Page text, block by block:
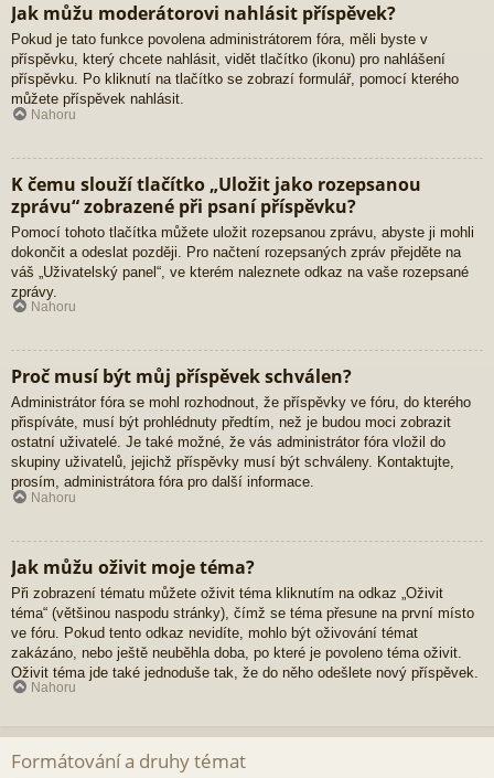
Jak můžu moderátorovi nahlásit příspěvek?
Pokud je tato funkce povolena administrátorem fóra, měli byste v
příspěvku, který chcete nahlásit, vidět tlačítko (ikonu) pro nahlášení
příspěvku. Po kliknutí na tlačítko se zobrazí formulář, pomocí kterého
můžete příspěvek nahlásit.
Nahoru
K čemu slouží tlačítko „Uložit jako rozepsanou
zprávu“ zobrazené při psaní příspěvku?
Pomocí tohoto tlačítka můžete uložit rozepsanou zprávu, abyste ji mohli
dokončit a odeslat později. Pro načtení rozepsaných zpráv přejděte na
váš „Uživatelský panel“, ve kterém naleznete odkaz na vaše rozepsané
zprávy.
Nahoru
Proč musí být můj příspěvek schválen?
Administrátor fóra se mohl rozhodnout, že příspěvky ve fóru, do kterého
přispíváte, musí být prohlédnuty předtím, než je budou moci zobrazit
ostatní uživatelé. Je také možné, že vás administrátor fóra vložil do
skupiny uživatelů, jejichž příspěvky musí být schváleny. Kontaktujte,
prosím, administrátora fóra pro další informace.
Nahoru
Jak můžu oživit moje téma?
Při zobrazení tématu můžete oživit téma kliknutím na odkaz „Oživit
téma“ (většinou naspodu stránky), čímž se téma přesune na první místo
ve fóru. Pokud tento odkaz nevidíte, mohlo být oživování témat
zakázáno, nebo ještě neuběhla doba, po které je povoleno téma oživit.
Oživit téma jde také jednoduše tak, že do něho odešlete nový příspěvek.
Nahoru
Formátování a druhy témat